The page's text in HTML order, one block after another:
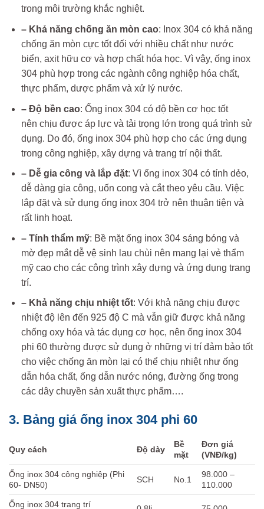
trong môi trường khắc nghiệt.
– Khả năng chống ăn mòn cao: Inox 304 có khả năng
chống ăn mòn cực tốt đối với nhiều chất như nước
biển, axit hữu cơ và hợp chất hóa học. Vì vậy, ống inox
304 phù hợp trong các ngành công nghiệp hóa chất,
thực phẩm, dược phẩm và xử lý nước.
– Độ bền cao: Ống inox 304 có độ bền cơ học tốt
nên chịu được áp lực và tải trọng lớn trong quá trình sử
dụng. Do đó, ống inox 304 phù hợp cho các ứng dụng
trong công nghiệp, xây dựng và trang trí nội thất.
– Dễ gia công và lắp đặt: Vì ống inox 304 có tính dẻo,
dễ dàng gia công, uốn cong và cắt theo yêu cầu. Việc
lắp đặt và sử dụng ống inox 304 trở nên thuận tiện và
rất linh hoạt.
– Tính thẩm mỹ: Bề mặt ống inox 304 sáng bóng và
mờ đẹp mắt dễ vệ sinh lau chùi nên mang lại vẻ thẩm
mỹ cao cho các công trình xây dựng và ứng dụng trang
trí.
– Khả năng chịu nhiệt tốt: Với khả năng chịu được
nhiệt độ lên đến 925 độ C mà vẫn giữ được khả năng
chống oxy hóa và tác dụng cơ học, nên ống inox 304
phi 60 thường được sử dụng ở những vị trí đảm bảo tốt
cho việc chống ăn mòn lại có thể chịu nhiệt như ống
dẫn hóa chất, ống dẫn nước nóng, đường ống trong
các dây chuyền sản xuất thực phẩm….
3. Bảng giá ống inox 304 phi 60
Quy cách Độ dày
Bề
mặt
Đơn giá
(VNĐ/kg)
Ống inox 304 công nghiệp (Phi
60- DN50)
SCH No.1
98.000 –
110.000
Ống inox 304 trang trí